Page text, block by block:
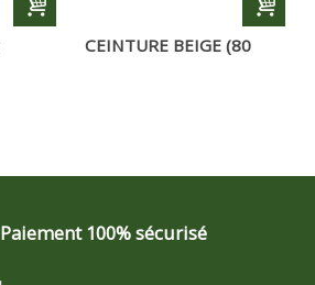
CEINTURE BEIGE (80
Paiement 100% sécurisé